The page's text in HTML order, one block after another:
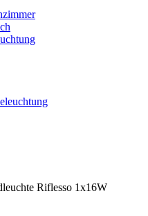
Riflesso 1x16W